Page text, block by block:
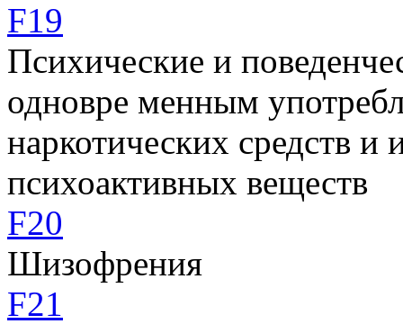
F19
Психические и
одновре менным
наркотических средств и
психоактивных веществ
F20
Шизофрения
F21